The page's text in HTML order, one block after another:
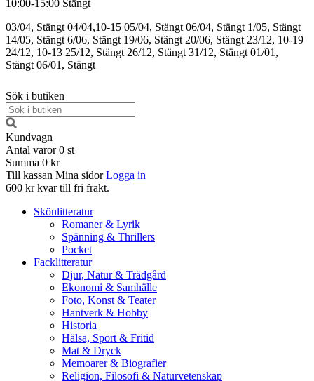
10:00-15:00 Stängt
03/04, Stängt 04/04,10-15 05/04, Stängt 06/04, Stängt 1/05, Stängt
14/05, Stängt 6/06, Stängt 19/06, Stängt 20/06, Stängt 23/12, 10-19
24/12, 10-13 25/12, Stängt 26/12, Stängt 31/12, Stängt 01/01,
Stängt 06/01, Stängt
Sök i butiken
Kundvagn
Antal varor 0 st
Summa 0 kr
Till kassan Mina sidor Logga in
600 kr kvar till fri frakt.
Skönlitteratur
Romaner & Lyrik
Spänning & Thrillers
Pocket
Facklitteratur
Djur, Natur & Trädgård
Ekonomi & Samhälle
Foto, Konst & Teater
Hantverk & Hobby
Historia
Hälsa, Sport & Fritid
Mat & Dryck
Memoarer & Biografier
Religion, Filosofi & Naturvetenskap